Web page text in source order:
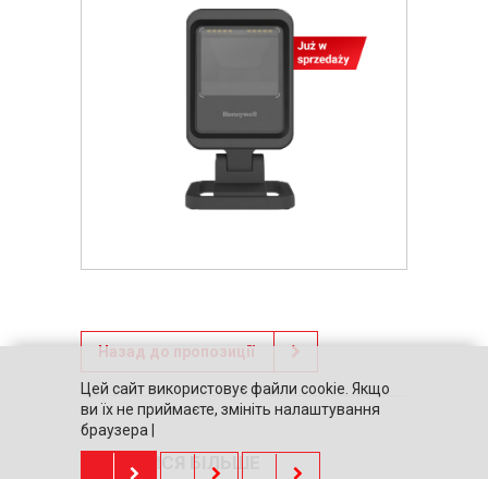
Назад до пропозиції
ДІЗНАТИСЯ БІЛЬШЕ
Цей сайт використовує файли cookie. Якщо
ви їх не приймаєте, змініть налаштування
браузера |